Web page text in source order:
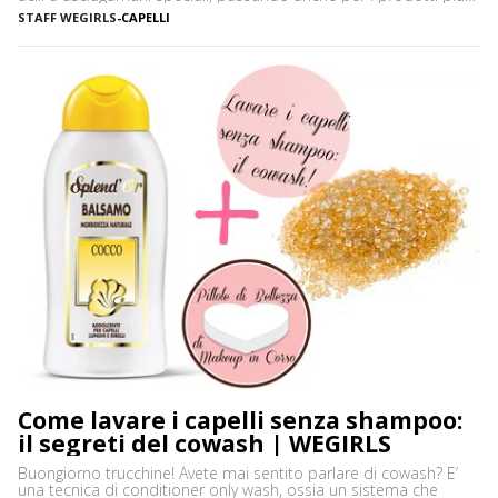
disparati. Avere i capelli ricci è uno must, ancor di più in estate,
quando ci vediamo più belle selvagge. Ci sono tanti modi […]
STAFF WEGIRLS-CAPELLI
Come lavare i capelli senza shampoo:
il segreti del cowash | WEGIRLS
Buongiorno trucchine! Avete mai sentito parlare di cowash? E’
una tecnica di conditioner only wash, ossia un sistema che